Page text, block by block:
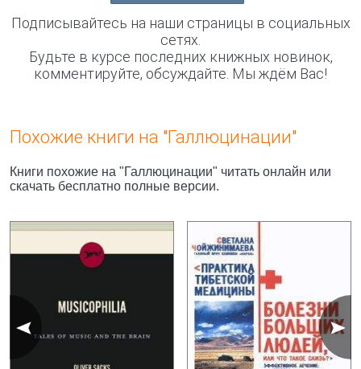
Подписывайтесь на наши страницы в социальных
сетях.
Будьте в курсе последних книжных новинок,
комментируйте, обсуждайте. Мы ждём Вас!
Похожие книги на "Галлюцинации"
Книги похожие на "Галлюцинации" читать онлайн или
скачать бесплатно полные версии.